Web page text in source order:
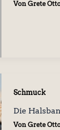
Von Grete
Schmuck
Die
Von Grete